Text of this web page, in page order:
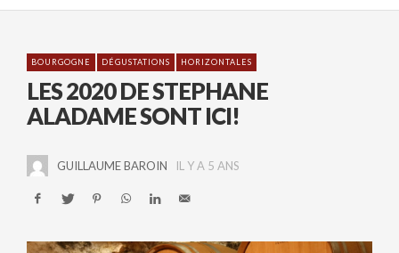
BOURGOGNE DÉGUSTATIONS HORIZONTALES
LES 2020 DE STEPHANE
ALADAME SONT ICI!
GUILLAUME BAROIN IL Y A 5 ANS